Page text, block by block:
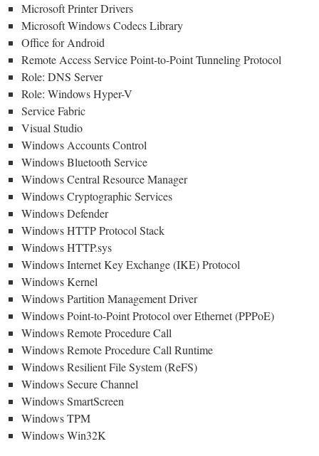
Microsoft Printer Drivers
Microsoft Windows Codecs Library
Office for Android
Remote Access Service Point-to-Point Tunneling Protocol
Role: DNS Server
Role: Windows Hyper-V
Service Fabric
Visual Studio
Windows Accounts Control
Windows Bluetooth Service
Windows Central Resource Manager
Windows Cryptographic Services
Windows Defender
Windows HTTP Protocol Stack
Windows HTTP.sys
Windows Internet Key Exchange (IKE) Protocol
Windows Kernel
Windows Partition Management Driver
Windows Point-to-Point Protocol over Ethernet (PPPoE)
Windows Remote Procedure Call
Windows Remote Procedure Call Runtime
Windows Resilient File System (ReFS)
Windows Secure Channel
Windows SmartScreen
Windows TPM
Windows Win32K